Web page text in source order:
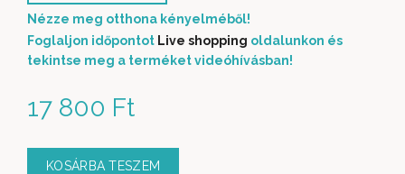
17 800 Ft
Nézze meg otthona kényelméből!
Foglaljon időpontot Live shopping oldalunkon és
tekintse meg a terméket videóhívásban!
KOSÁRBA TESZEM